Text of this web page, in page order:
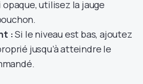
opaque, utilisez la jauge
:Si le niveau est bas, ajoutez
jusqu’à atteindre le